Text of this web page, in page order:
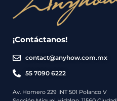
¡Contáctanos!
contact@anyhow.com.mx
55 7090 6222
Av. Homero 229 INT 501 Polanco V
Nosotros
Servicios
Envíos
Métodos
Catálogo
Regalos
Contacto